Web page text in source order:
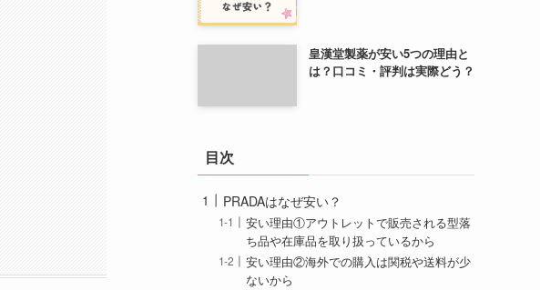
皇漢堂製薬が安い5つの理由と
は？口コミ・評判は実際どう？
目次
PRADAはなぜ安い？
安い理由①アウトレットで販売される型落
ち品や在庫品を取り扱っているから
安い理由②海外での購入は関税や送料が少
ないから